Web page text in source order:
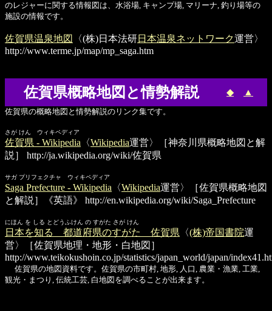
のレジャーに関する情報図は、水浴場, キャンプ場, マリーナ, 釣り場等の
施設の情報です。
佐賀県温泉地図 〈(株)日本法研日本温泉ネットワーク運営〉
http://www.terme.jp/map/mp_saga.htm
佐賀県概略地図と情勢解説 ◆ ▲
佐賀県の概略地図と情勢解説のリンク集です。
さが けん ウィキペディア
佐賀県 - Wikipedia 〈Wikipedia運営〉［神奈川県概略地図と解
説］
http://ja.wikipedia.org/wiki/佐賀県
サガ プリフェクチャ ウィキペディア
Saga Prefecture - Wikipedia 〈Wikipedia運営〉［佐賀県概略地図
と解説］《英語》
http://en.wikipedia.org/wiki/Saga_Prefecture
にほん を しる とどうふけん の すがた さが けん
日本を知る 都道府県のすがた 佐賀県 〈(株)帝国書院運
営〉［佐賀県地理・地形・白地図］
http://www.teikokushoin.co.jp/statistics/japan_world/japan/
佐賀県の地図資料です。佐賀県の市町村, 地形, 人口, 農業・漁業, 工業,
観光・まつり, 伝統工芸, 白地図を調べることが出来ます。